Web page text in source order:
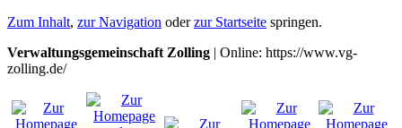
Zum Inhalt, zur Navigation oderzur Startseite springen.
Verwaltungsgemeinschaft Zolling | Online: https://www.vg-
zolling.de/